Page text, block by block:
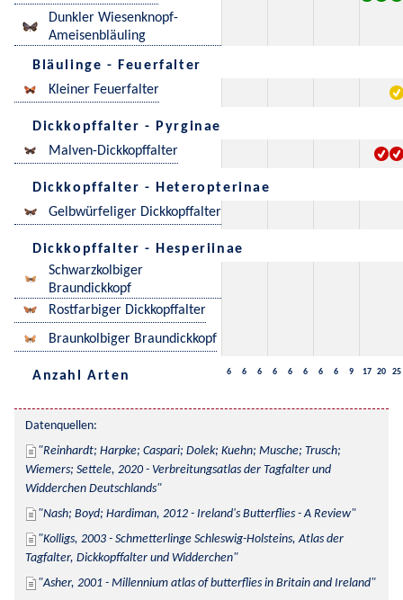
Dunkler Wiesenknopf-
Ameisenbläuling
Bläulinge - Feuerfalter
Kleiner Feuerfalter
Dickkopffalter - Pyrginae
Malven-Dickkopffalter
Dickkopffalter - Heteropterinae
Gelbwürfeliger Dickkopffalter
Dickkopffalter - Hesperiinae
Schwarzkolbiger
Braundickkopf
Rostfarbiger Dickkopffalter
Braunkolbiger Braundickkopf
Anzahl Arten 6 6 6 6 6 6 6 6 9 17 20 25
Datenquellen:
Reinhardt; Harpke; Caspari; Dolek; Kuehn; Musche; Trusch;
Wiemers; Settele, 2020 - Verbreitungsatlas der Tagfalter und
Widderchen Deutschlands
Nash; Boyd; Hardiman, 2012 - Ireland's Butterflies - A Review
Kolligs, 2003 - Schmetterlinge Schleswig-Holsteins, Atlas der
Tagfalter, Dickkopffalter und Widderchen
Asher, 2001 - Millennium atlas of butterflies in Britain and Ireland